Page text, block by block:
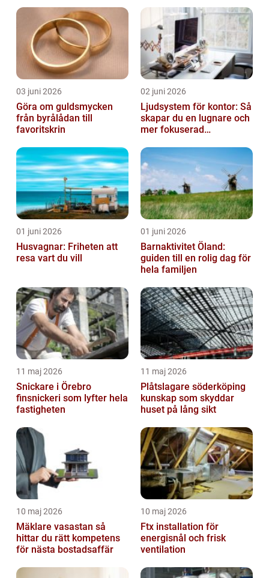
03 juni 2026
Göra om guldsmycken
från byrålådan till
favoritskrin
02 juni 2026
Ljudsystem för kontor: Så
skapar du en lugnare och
mer fokuserad
01 juni 2026
Husvagnar: Friheten att
resa vart du vill
01 juni 2026
Barnaktivitet Öland:
guiden till en rolig dag för
hela familjen
11 maj 2026
Snickare i Örebro
finsnickeri som lyfter hela
fastigheten
11 maj 2026
Plåtslagare söderköping
kunskap som skyddar
huset på lång sikt
10 maj 2026
Mäklare vasastan så
hittar du rätt kompetens
för nästa bostadsaffär
10 maj 2026
Ftx installation för
energisnål och frisk
ventilation